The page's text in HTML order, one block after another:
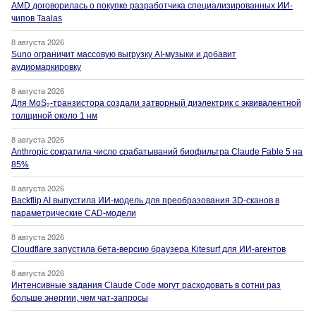
AMD договорилась о покупке разработчика специализированных ИИ-
чипов Taalas
8 августа 2026
Suno ограничит массовую выгрузку AI-музыки и добавит
аудиомаркировку
8 августа 2026
Для MoS₂-транзистора создали затворный диэлектрик с эквивалентной
толщиной около 1 нм
8 августа 2026
Anthropic сократила число срабатываний биофильтра Claude Fable 5 на
85%
8 августа 2026
Backflip AI выпустила ИИ-модель для преобразования 3D-сканов в
параметрические CAD-модели
8 августа 2026
Cloudflare запустила бета-версию браузера Kitesurf для ИИ-агентов
8 августа 2026
Интенсивные задания Claude Code могут расходовать в сотни раз
больше энергии, чем чат-запросы